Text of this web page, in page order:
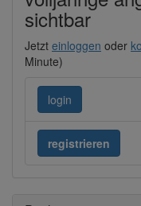
sichtbar
Jetzt einloggen oder
Minute)
login
registrieren